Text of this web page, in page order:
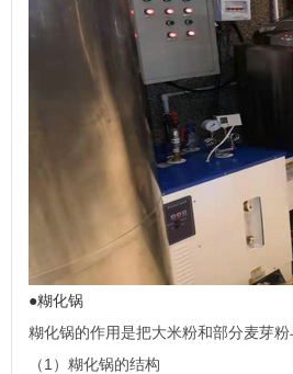
●糊化锅
糊化锅的作用是把大米粉和部分麦芽
（1）糊化锅的结构